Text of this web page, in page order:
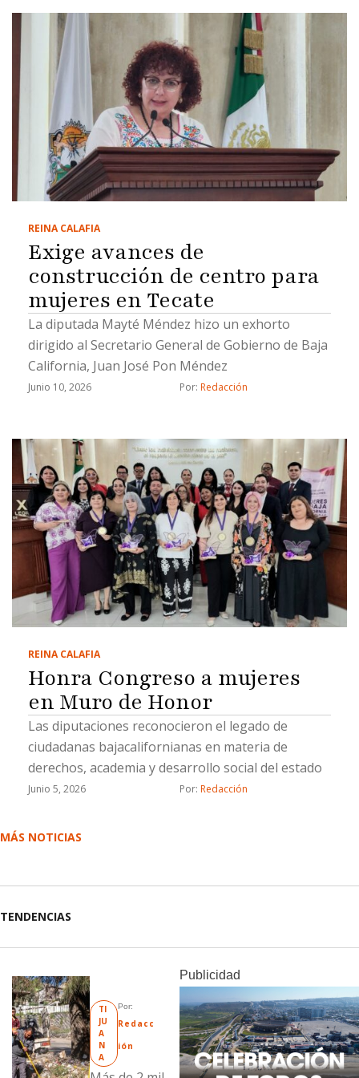
REINA CALAFIA
Exige avances de
construcción de centro para
mujeres en Tecate
La diputada Mayté Méndez hizo un exhorto
dirigido al Secretario General de Gobierno de Baja
California, Juan José Pon Méndez
Junio 10, 2026 Por: Redacción
REINA CALAFIA
Honra Congreso a mujeres
en Muro de Honor
Las diputaciones reconocieron el legado de
ciudadanas bajacalifornianas en materia de
derechos, academia y desarrollo social del estado
Junio 5, 2026 Por: Redacción
MÁS NOTICIAS
TENDENCIAS
TI
JU
A
N
A
Por:
Redacc
ión
Publicidad